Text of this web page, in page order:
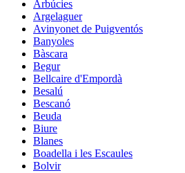
Arbúcies
Argelaguer
Avinyonet de Puigventós
Banyoles
Bàscara
Begur
Bellcaire d'Empordà
Besalú
Bescanó
Beuda
Biure
Blanes
Boadella i les Escaules
Bolvir